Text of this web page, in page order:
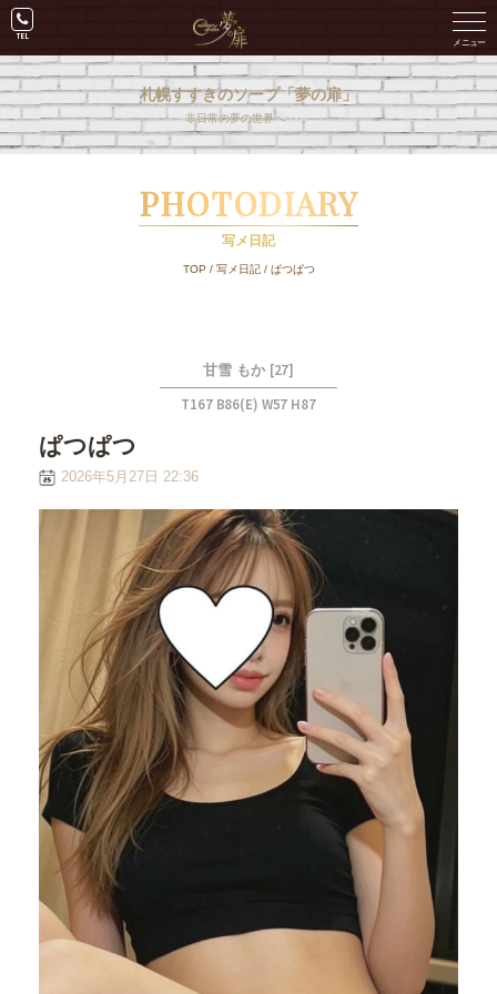
札幌すすきのソープ「夢の扉」
非日常の夢の世界へ･･･。
PHOTODIARY
写メ日記
TOP / 写メ日記/ ぱつぱつ
甘雪 もか [27]
T167 B86(E) W57 H87
ぱつぱつ
2026年5月27日 22:36